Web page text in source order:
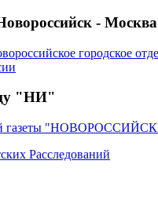
- Москва
городское
"НИ"
газеты
Расследований